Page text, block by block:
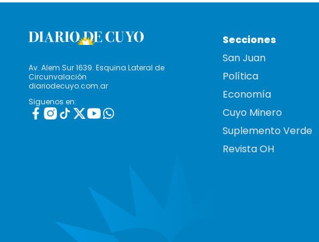
Av. Alem Sur 1639. Esquina Lateral de
Circunvalación
diariodecuyo.com.ar
Siguenos en:
Secciones
San Juan
Política
Economía
Cuyo Minero
Suplemento Verde
Revista OH